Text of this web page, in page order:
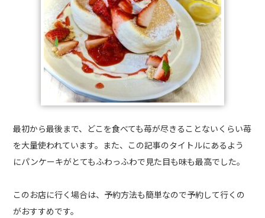
最初から最後まで、どこを食べても苺が尽きることないくらい苺
を大量使われています。また、この記事のタイトルにあるよう
にパンケーキがとてもふわっふわで見た目も味も最高でした。
このお店に行く場合は、予約方法も簡単なので予約して行くの
がおすすめです。